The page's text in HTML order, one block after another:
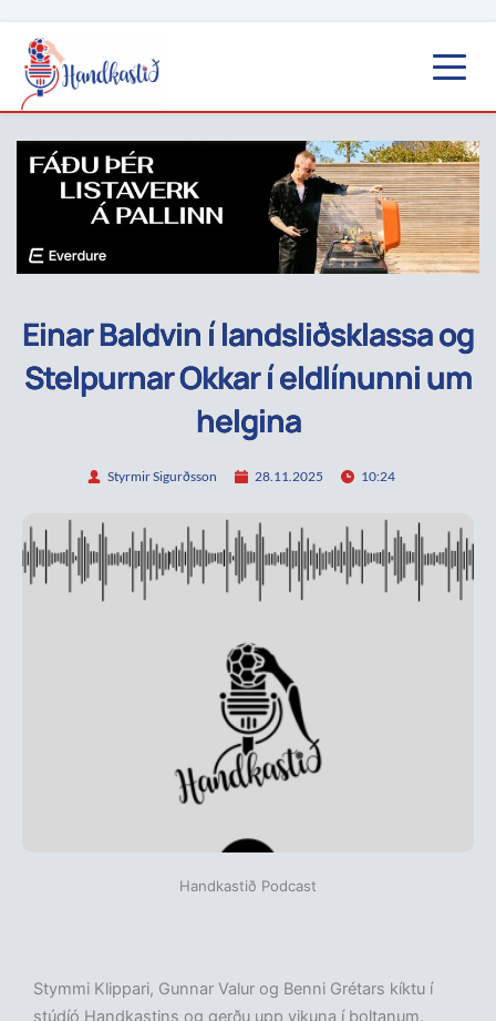
Einar Baldvin í landsliðsklassa og
Stelpurnar Okkar í eldlínunni um
helgina
Styrmir Sigurðsson 28.11.2025 10:24
Handkastið Podcast
Stymmi Klippari, Gunnar Valur og Benni Grétars kíktu í
stúdíó Handkastins og gerðu upp vikuna í boltanum.